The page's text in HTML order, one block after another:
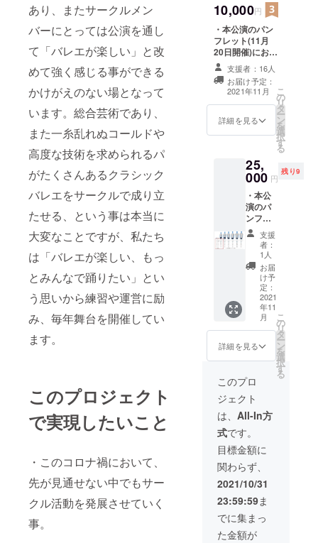
あり、またサークルメン
バーにとっては公演を通し
て「バレエが楽しい」と改
めて強く感じる事ができる
かけがえのない場となって
います。総合芸術であり、
また一糸乱れぬコールドや
高度な技術を求められるパ
がたくさんあるクラシック
バレエをサークルで成り立
たせる、という事は本当に
大変なことですが、私たち
は「バレエが楽しい、もっ
とみんなで踊りたい」とい
う思いから練習や運営に励
み、毎年舞台を開催してい
ます。
このプロジェクト
で実現したいこと
・このコロナ禍において、
先が見通せない中でもサー
クル活動を発展させていく
事。
開させて戴きま
す。) ※支援時、
必ず備考欄にご
希望のお名前を
ご記入くださ
い。
10,000円
・本公演のパン
フレット(11月
20日開催)にお名
前を記載させて
いただきます。
・本公演のエン
ディングムー
ビーにお名前を
記載させていた
公演の自由席を1
いただきます。
無観客の場合
⇒サークルから
のお礼のメッ
セージをメール
にてお届けさせ
ていただきま
す。 ※支援時、
必ず備考欄にご
希望のお名前を
ご記入くださ
支援者：16人
お届け予定：
2021年11月
詳細を見る
こ
の
リ
タ
ー
ン
を
選
択
す
る
25,
000 円
残り9
・本公
演のパ
ンフ
レット
(11月20
日開催)
にお名
前を記
載させ
ていた
だきま
す。 ・
本公演
のエン
ディン
ビーに
お名前
を記載
させて
いただ
きま
す。 ・
本公演
の指定
席を1枚
お届け
させて
いただ
きま
す。
支援
者：
1人
お届
け予
定：
2021
年11
月
詳細を見る
こ
の
リ
タ
ー
ン
を
選
択
す
る
このプロ
ジェクト
は、 All-In方
式です。
目標金額に
関わらず、
2021/10/31
23:59:59ま
でに集まっ
た金額が